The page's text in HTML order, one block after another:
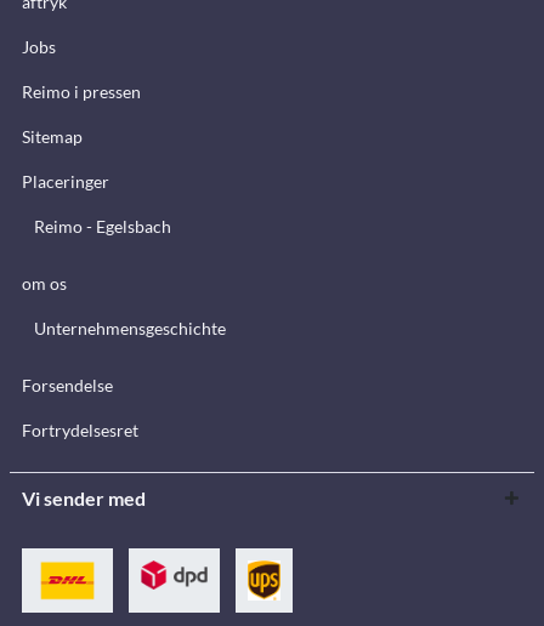
Jobs
Reimo i pressen
Sitemap
Placeringer
Reimo - Egelsbach
om os
Unternehmensgeschichte
Forsendelse
Fortrydelsesret
Vi sender med